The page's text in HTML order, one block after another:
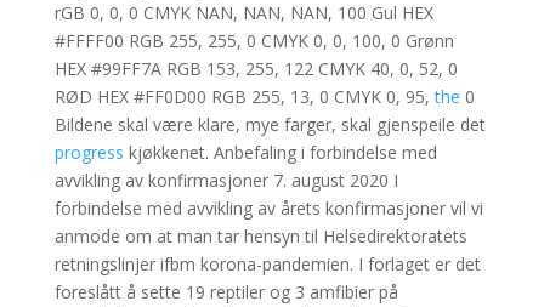
rGB 0, 0, 0 CMYK NAN, NAN, NAN, 100 Gul HEX
#FFFF00 RGB 255, 255, 0 CMYK 0, 0, 100, 0 Grønn
HEX #99FF7A RGB 153, 255, 122 CMYK 40, 0, 52, 0
RØD HEX #FF0D00 RGB 255, 13, 0 CMYK 0, 95,the 0
Bildene skal være klare, mye farger, skal gjenspeile det
progress kjøkkenet. Anbefaling i forbindelse med
avvikling av konfirmasjoner 7. august 2020 I
forbindelse med avvikling av årets konfirmasjoner vil vi
anmode om at man tar hensyn til Helsedirektoratets
retningslinjer ifbm korona-pandemien. I forlaget er det
foreslått å sette 19 reptiler og 3 amfibier på